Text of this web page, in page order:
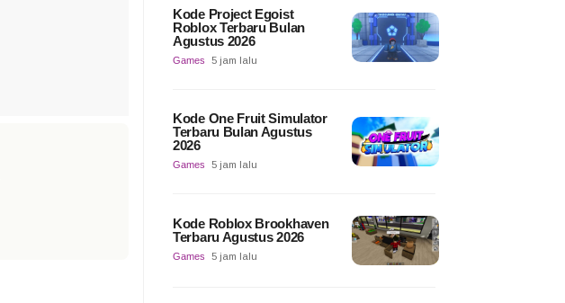
Kode Project Egoist
Roblox Terbaru Bulan
Agustus 2026
Games 5 jam lalu
Kode One Fruit Simulator
Terbaru Bulan Agustus
2026
Games 5 jam lalu
Kode Roblox Brookhaven
Terbaru Agustus 2026
Games 5 jam lalu